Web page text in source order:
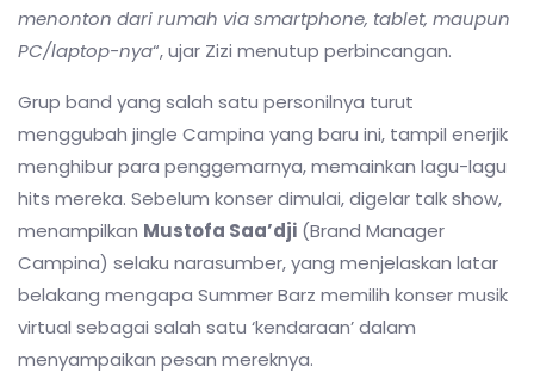
menonton dari rumah via smartphone, tablet, maupun
PC/laptop-nya“, ujar Zizi menutup perbincangan.
Grup band yang salah satu personilnya turut
menggubah jingle Campina yang baru ini, tampil enerjik
menghibur para penggemarnya, memainkan lagu-lagu
hits mereka. Sebelum konser dimulai, digelar talk show,
menampilkan Mustofa Saa’dji (Brand Manager
Campina) selaku narasumber, yang menjelaskan latar
belakang mengapa Summer Barz memilih konser musik
virtual sebagai salah satu ‘kendaraan’ dalam
menyampaikan pesan mereknya.